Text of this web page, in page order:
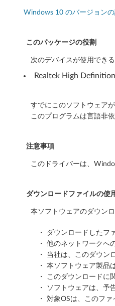
ィ
ド
ラ
バ
(
W
n
Windows 10 のバージョン
このパッケージの役割
次のデバイスが使用でき
Realtek High
すでにこのソフトウェア
このプログラムは言語非
注意事項
このドライバーは、
ダウンロードファイルの使
本ソフトウェアのダウン
・ ダウンロードしたフ
・ 他のネットワークへ
・ 当社は、このダウン
・ 本ソフトウェア製品
・ このダウンロードに
・ ソフトウェアは、予
・ 対象OSは、このフ